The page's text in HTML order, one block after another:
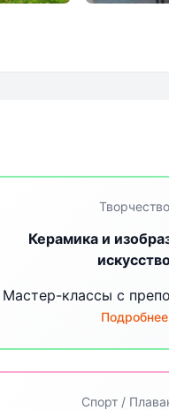
Творчество
Керамика и
Мастер-классы с
Подробнее
Спорт /